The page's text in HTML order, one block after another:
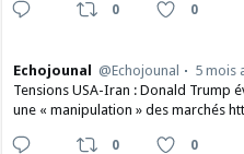
0 0
Echojounal @Echojounal
5 mois
Tensions USA-Iran : Donald Trump
une « manipulation » des marchés
0 0